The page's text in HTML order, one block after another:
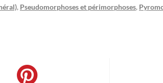
, Pseudomorphoses et périmorphoses,